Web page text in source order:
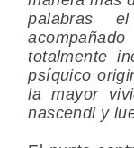
palabras
totalmente
psíquico
la mayor
nascendi y